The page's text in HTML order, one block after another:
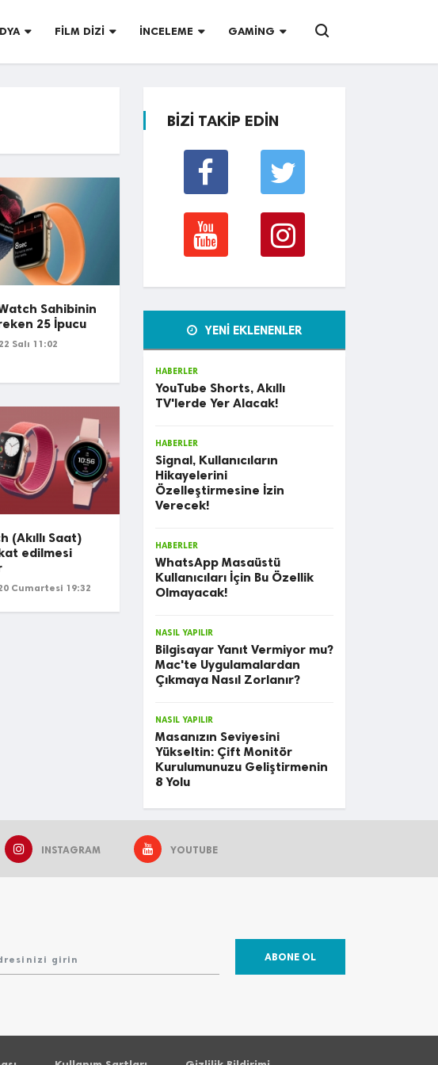
FILM DIZI İNCELEME GAMING
Sahibinin
25 İpucu
Salı 11:02
(Akıllı Saat)
edilmesi
Cumartesi 19:32
BİZİ TAKİP EDİN
YENİ EKLENENLER
HABERLER
YouTube Shorts, Akıllı
TV'lerde Yer Alacak!
HABERLER
Signal, Kullanıcıların
Hikayelerini
Özelleştirmesine İzin
Verecek!
HABERLER
WhatsApp Masaüstü
Kullanıcıları İçin Bu Özellik
Olmayacak!
NASIL YAPILIR
Bilgisayar Yanıt Vermiyor mu?
Mac'te Uygulamalardan
Çıkmaya Nasıl Zorlanır?
NASIL YAPILIR
Masanızın Seviyesini
Yükseltin: Çift Monitör
Kurulumunuzu Geliştirmenin
8 Yolu
INSTAGRAM YOUTUBE
ABONE OL